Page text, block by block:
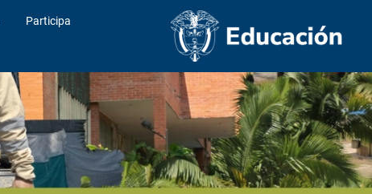
Participa